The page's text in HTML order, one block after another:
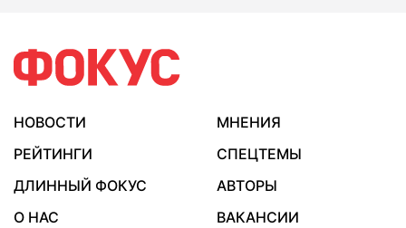
НОВОСТИ
МНЕНИЯ
РЕЙТИНГИ
СПЕЦТЕМЫ
ДЛИННЫЙ ФОКУС
АВТОРЫ
О НАС
ВАКАНСИИ